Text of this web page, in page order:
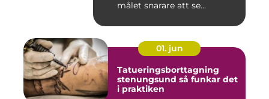
målet snarare att se...
01. jun
Tatueringsborttagning
stenungsund så funkar det
i praktiken